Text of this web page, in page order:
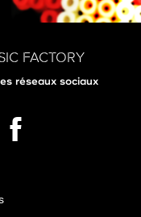
FACTORY
réseaux sociaux